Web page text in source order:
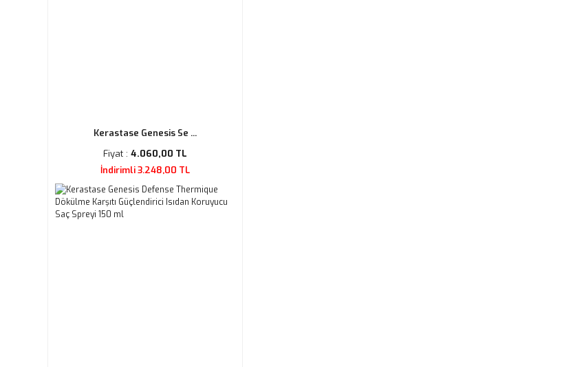
Kerastase Genesis Se ...
Fiyat : 4.060,00 TL
İndirimli 3.248,00 TL